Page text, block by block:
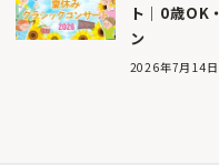
ト｜0歳OK
ン
2026年7月14日